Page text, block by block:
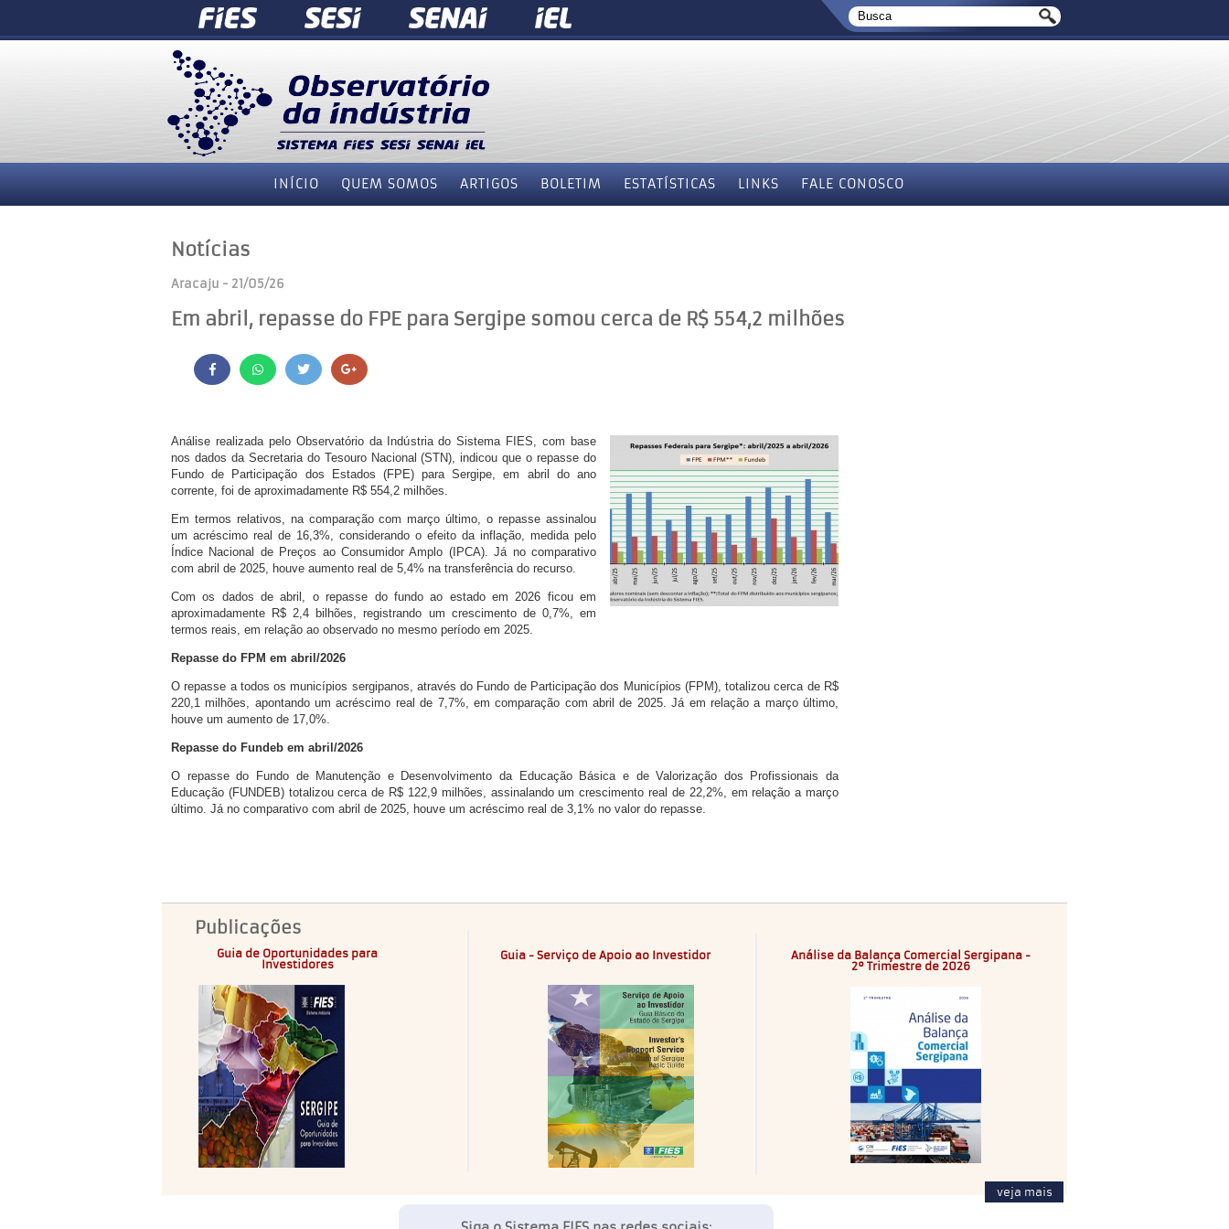
INÍCIO QUEM SOMOS ARTIGOS BOLETIM ESTATÍSTICAS LINKS FALE CONOSCO
Notícias
Aracaju - 21/05/26
Em abril, repasse do FPE para Sergipe somou cerca de R$ 554,2 milhões
Análise realizada pelo Observatório da Indústria do Sistema FIES, com base
nos dados da Secretaria do Tesouro Nacional (STN), indicou que o repasse do
Fundo de Participação dos Estados (FPE) para Sergipe, em abril do ano
corrente, foi de aproximadamente R$ 554,2 milhões.
Em termos relativos, na comparação com março último, o repasse assinalou
um acréscimo real de 16,3%, considerando o efeito da inflação, medida pelo
Índice Nacional de Preços ao Consumidor Amplo (IPCA). Já no comparativo
com abril de 2025, houve aumento real de 5,4% na transferência do recurso.
Com os dados de abril, o repasse do fundo ao estado em 2026 ficou em
aproximadamente R$ 2,4 bilhões, registrando um crescimento de 0,7%, em
termos reais, em relação ao observado no mesmo período em 2025.
Repasse do FPM em abril/2026
O repasse a todos os municípios sergipanos, através do Fundo de Participação dos Municípios (FPM), totalizou cerca de R$
220,1 milhões, apontando um acréscimo real de 7,7%, em comparação com abril de 2025. Já em relação a março último,
houve um aumento de 17,0%.
Repasse do Fundeb em abril/2026
O repasse do Fundo de Manutenção e Desenvolvimento da Educação Básica e de Valorização dos Profissionais da
Educação (FUNDEB) totalizou cerca de R$ 122,9 milhões, assinalando um crescimento real de 22,2%, em relação a março
último. Já no comparativo com abril de 2025, houve um acréscimo real de 3,1% no valor do repasse.
Publicações
Guia de Oportunidades para
Investidores
Guia - Serviço de Apoio ao Investidor
Análise da Balança Comercial Sergipana -
2º Trimestre de 2026
veja mais